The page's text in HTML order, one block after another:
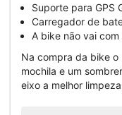
Suporte para GPS
Carregador de
A bike não vai com
Na compra da bike
mochila e um
eixo a melhor